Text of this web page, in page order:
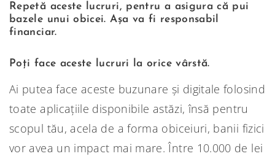
Repetă aceste lucruri, pentru a asigura că pui
bazele unui obicei. Așa va fi responsabil
financiar.
Poți face aceste lucruri la orice vârstă.
Ai putea face aceste buzunare și digitale folosind
toate aplicațiile disponibile astăzi, însă pentru
scopul tău, acela de a forma obiceiuri, banii fizici
vor avea un impact mai mare. Între 10.000 de lei